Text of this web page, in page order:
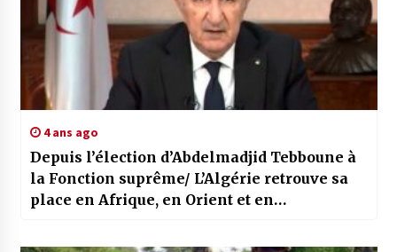
4 ans ago
Depuis l’élection d’Abdelmadjid Tebboune à
la Fonction suprême/ L’Algérie retrouve sa
place en Afrique, en Orient et en